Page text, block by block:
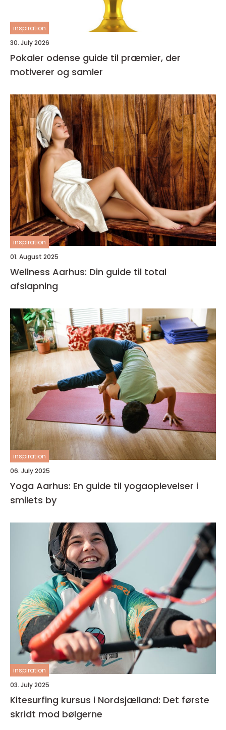
inspiration
30. July 2026
Pokaler odense guide til præmier, der
motiverer og samler
inspiration
01. August 2025
Wellness Aarhus: Din guide til total
afslapning
inspiration
06. July 2025
Yoga Aarhus: En guide til yogaoplevelser i
smilets by
inspiration
03. July 2025
Kitesurfing kursus i Nordsjælland: Det første
skridt mod bølgerne